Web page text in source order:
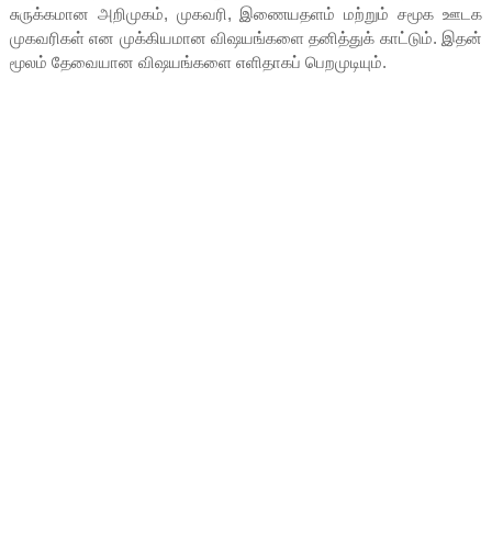
சுருக்கமான அறிமுகம், முகவரி, இணையதளம் மற்றும் சமூக ஊடக
முகவரிகள் என முக்கியமான விஷயங்களை தனித்துக் காட்டும். இதன்
மூலம் தேவையான விஷயங்களை எளிதாகப் பெறமுடியும்.